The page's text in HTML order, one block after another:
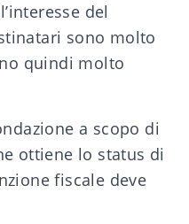
del
sono molto
quindi molto
a scopo di
ottiene lo status di
fiscale deve